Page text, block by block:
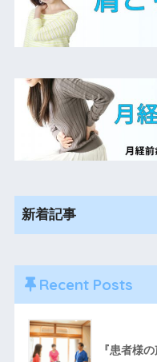
新着記事
Recent Posts
『患者様